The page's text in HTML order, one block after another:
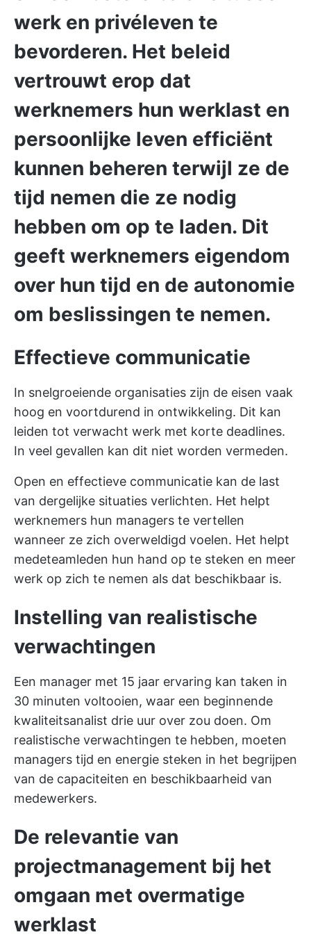
werk en privéleven te
bevorderen. Het beleid
vertrouwt erop dat
werknemers hun werklast en
persoonlijke leven efficiënt
kunnen beheren terwijl ze de
tijd nemen die ze nodig
hebben om op te laden. Dit
geeft werknemers eigendom
over hun tijd en de autonomie
om beslissingen te nemen.
Effectieve communicatie
In snelgroeiende organisaties zijn de eisen vaak
hoog en voortdurend in ontwikkeling. Dit kan
leiden tot verwacht werk met korte deadlines.
In veel gevallen kan dit niet worden vermeden.
Open en effectieve communicatie kan de last
van dergelijke situaties verlichten. Het helpt
werknemers hun managers te vertellen
wanneer ze zich overweldigd voelen. Het helpt
medeteamleden hun hand op te steken en meer
werk op zich te nemen als dat beschikbaar is.
Instelling van realistische
verwachtingen
Een manager met 15 jaar ervaring kan taken in
30 minuten voltooien, waar een beginnende
kwaliteitsanalist drie uur over zou doen. Om
realistische verwachtingen te hebben, moeten
managers tijd en energie steken in het begrijpen
van de capaciteiten en beschikbaarheid van
medewerkers.
De relevantie van
projectmanagement bij het
omgaan met overmatige
werklast